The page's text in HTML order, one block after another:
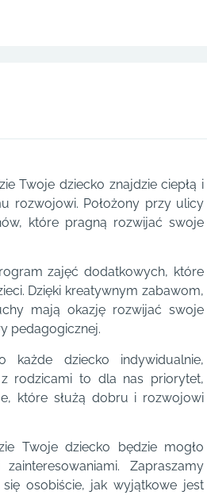
Twoje dziecko znajdzie ciepłą i
rozwojowi. Położony przy ulicy
które pragną rozwijać swoje
zajęć dodatkowych, które
Dzięki kreatywnym zabawom,
mają okazję rozwijać swoje
pedagogicznej.
dziecko indywidualnie,
rodzicami to dla nas priorytet,
które służą dobru i rozwojowi
Twoje dziecko będzie mogło
Zapraszamy
osobiście, jak wyjątkowe jest